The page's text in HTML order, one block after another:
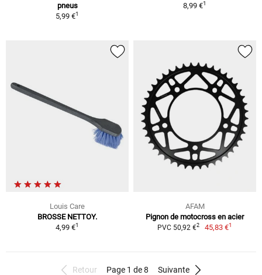
pneus
5,99 €1
8,99 €1
Louis Care
BROSSE NETTOY.
4,99 €1
AFAM
Pignon de motocross en acier
PVC 50,92 €2 45,83 €1
Retour Page 1 de 8 Suivante